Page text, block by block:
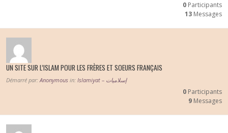
0 Participants
13 Messages
UN SITE SUR L’ISLAM POUR LES FRÈRES ET SOEURS FRANÇAIS
Démarré par:Anonymous in: Islamiyat – إسلاميات
0 Participants
9 Messages